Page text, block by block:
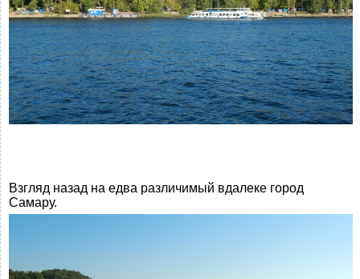
Взгляд назад на едва различимый вдалеке город
Самару.